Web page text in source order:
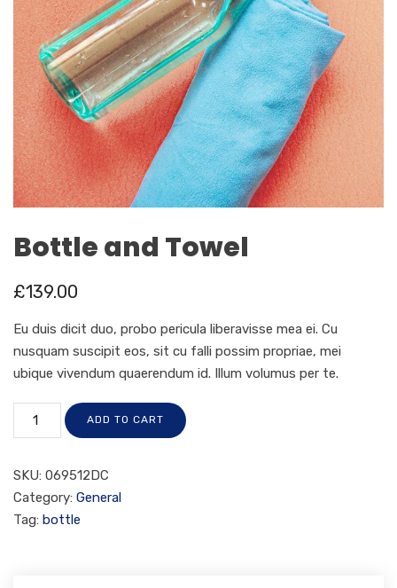
Bottle and Towel
£139.00
Eu duis dicit duo, probo pericula liberavisse mea ei. Cu
nusquam suscipit eos, sit cu falli possim propriae, mei
ubique vivendum quaerendum id. Illum volumus per te.
ADD TO CART
SKU: 069512DC
Category: General
Tag: bottle